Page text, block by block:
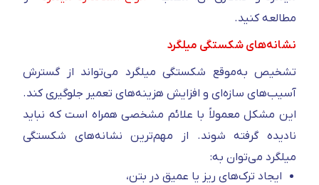
مطالعه کنید.
نشانه‌های شکستگی میلگرد
تشخیص به‌موقع شکستگی میلگرد می‌تواند از گسترش
آسیب‌های سازه‌ای و افزایش هزینه‌های تعمیر جلوگیری کند.
این مشکل معمولاً با علائم مشخصی همراه است که نباید
نادیده گرفته شوند. از مهم‌ترین نشانه‌های شکستگی
میلگرد می‌توان به:
ایجاد ترک‌های ریز یا عمیق در بتن،